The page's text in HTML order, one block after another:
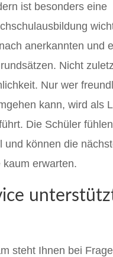
ist besonders eine
anerkannten und
Nicht
Nur wer
kann, wird als
Die Schüler
und können die
erwarten.
steht Ihnen bei